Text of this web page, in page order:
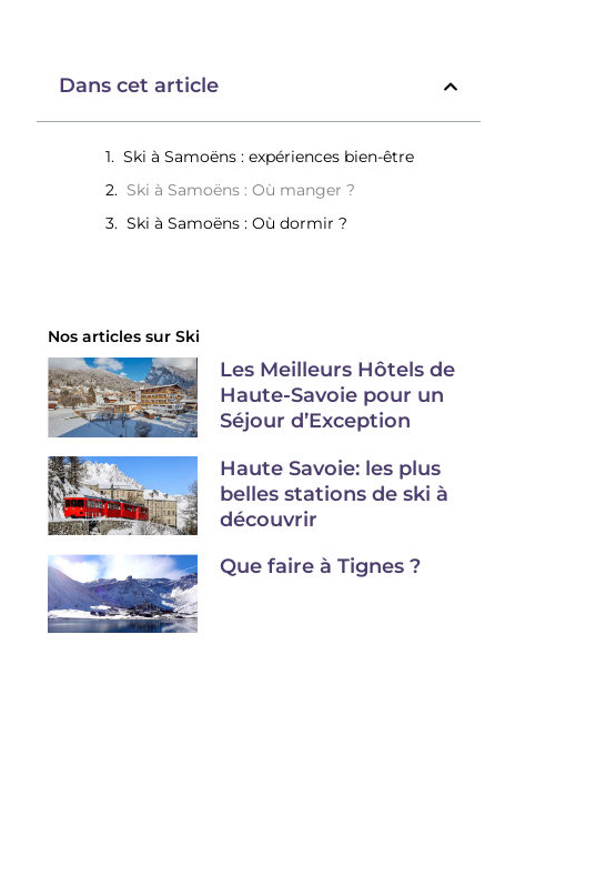
Dans cet article
Ski à Samoëns : expériences bien-être
Ski à Samoëns : Où manger ?
Ski à Samoëns : Où dormir ?
Nos articles surSki
Les Meilleurs Hôtels de
Haute-Savoie pour un
Séjour d’Exception
Haute Savoie: les plus
belles stations de ski à
découvrir
Que faire à Tignes ?